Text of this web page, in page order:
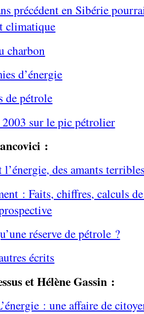
précédent en Sibérie
climatique
charbon
d’énergie
de pétrole
2003 sur le pic pétrolier
:
l’énergie, des amants
: Faits, chiffres, calculs
réserve de pétrole ?
écrits
et Hélène Gassin :
: une affaire de